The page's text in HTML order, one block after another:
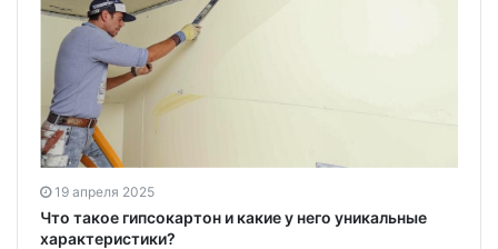
19 апреля 2025
Что такое гипсокартон и какие у него уникальные
характеристики?